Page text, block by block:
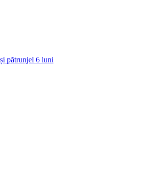
pătrunjel 6 luni